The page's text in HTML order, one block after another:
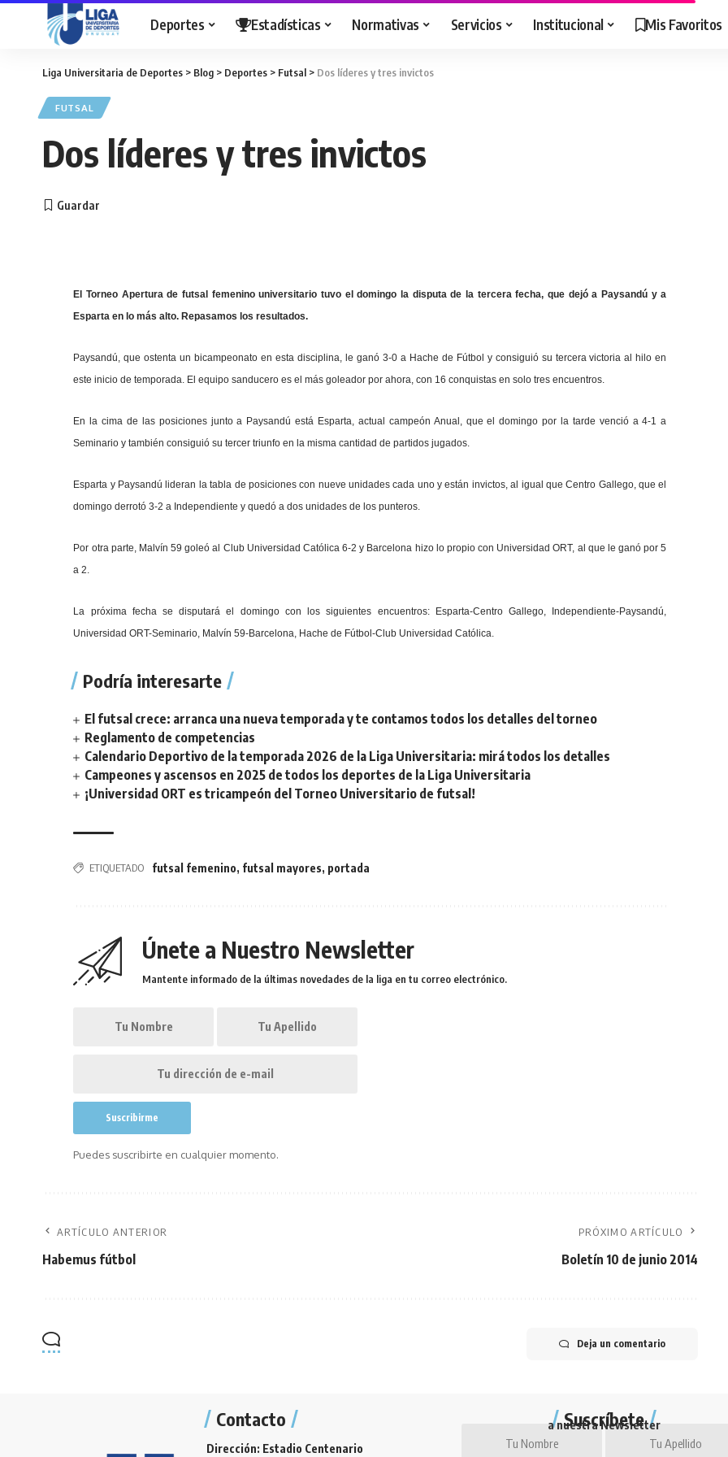
Deportes Estadísticas Normativas Servicios Institucional Mis Favoritos
Liga Universitaria de Deportes > Blog > Deportes > Futsal > Dos líderes y tres invictos
FUTSAL
Dos líderes y tres invictos
El Torneo Apertura de futsal femenino universitario tuvo el domingo la disputa de la tercera fecha, que dejó a Paysandú y a
Esparta en lo más alto. Repasamos los resultados.
Paysandú, que ostenta un bicampeonato en esta disciplina, le ganó 3-0 a Hache de Fútbol y consiguió su tercera victoria al hilo en
este inicio de temporada. El equipo sanducero es el más goleador por ahora, con 16 conquistas en solo tres encuentros.
En la cima de las posiciones junto a Paysandú está Esparta, actual campeón Anual, que el domingo por la tarde venció a 4-1 a
Seminario y también consiguió su tercer triunfo en la misma cantidad de partidos jugados.
Esparta y Paysandú lideran la tabla de posiciones con nueve unidades cada unoy están invictos, al igual que Centro Gallego, que el
domingo derrotó 3-2 a Independiente y quedó a dos unidades de los punteros.
Por otra parte, Malvín 59 goleó al Club Universidad Católica 6-2 y Barcelona hizo lo propio con Universidad ORT, al que le ganó por 5
a 2.
La próxima fecha se disputará el domingo con los siguientes encuentros: Esparta-Centro Gallego, Independiente-Paysandú,
Universidad ORT-Seminario, Malvín 59-Barcelona, Hache de Fútbol-Club Universidad Católica.
Podría interesarte
El futsal crece: arranca una nueva temporada y te contamos todos los detalles del torneo
Reglamento de competencias
Calendario Deportivo de la temporada 2026 de la Liga Universitaria: mirá todos los detalles
Campeones y ascensos en 2025 de todos los deportes de la Liga Universitaria
¡Universidad ORT es tricampeón del Torneo Universitario de futsal!
ETIQUETADO futsal femenino, futsal mayores, portada
Únete a Nuestro Newsletter
Mantente informado de la últimas novedades de la liga en tu correo electrónico.
Puedes suscribirte en cualquier momento.
ARTÍCULO ANTERIOR
Habemus fútbol
PRÓXIMO ARTÍCULO
Boletín 10 de junio 2014
Deja un comentario
Contacto
Dirección: Estadio Centenario
Suscríbete
a nuestra Newsletter